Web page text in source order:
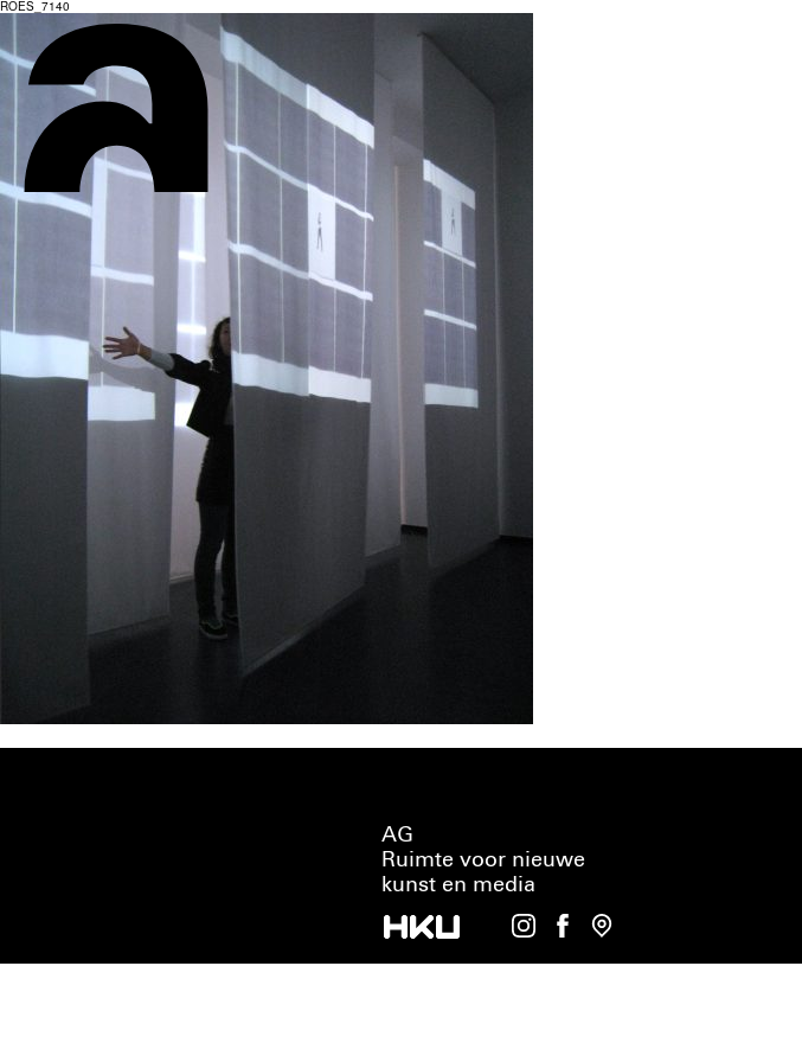
ROES_7140
AG
Ruimte voor nieuwe
kunst en media